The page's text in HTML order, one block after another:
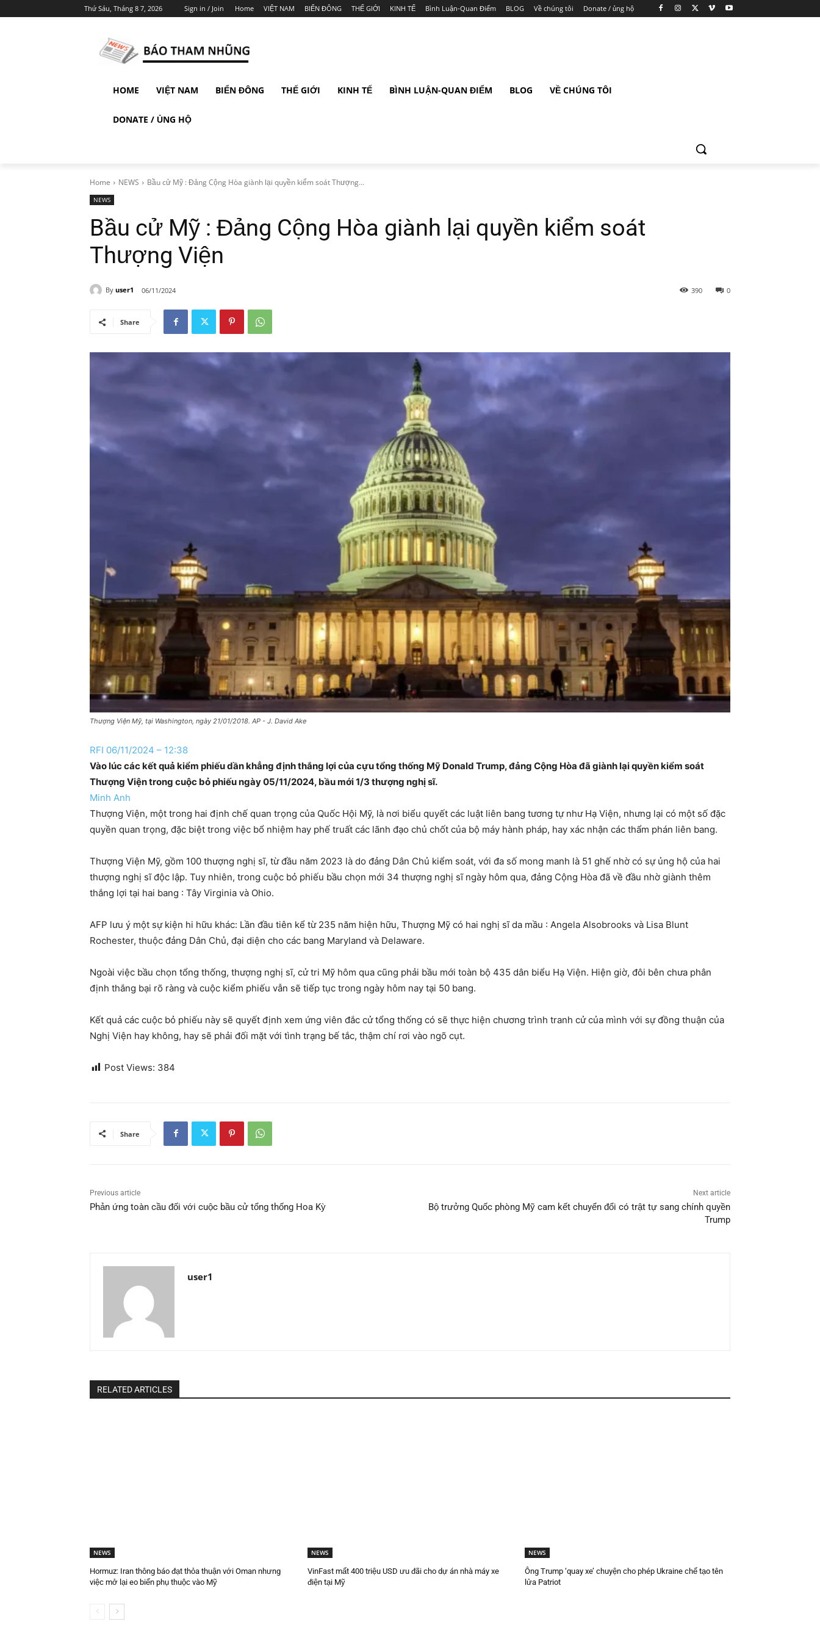
Thứ Sáu, Tháng 8 7, 2026 Sign in / Join Home VIỆT NAM BIỂN ĐÔNG THẾ GIỚI KINH TẾ Bình Luận-Quan Điểm BLOG Về chúng tôi Donate / ủng hộ
HOME VIỆT NAM BIỂN ĐÔNG THẾ GIỚI KINH TẾ BÌNH LUẬN-QUAN ĐIỂM BLOG VỀ CHÚNG TÔI
DONATE / ỦNG HỘ
Home NEWS Bầu cử Mỹ : Đảng Cộng Hòa giành lại quyền kiểm soát Thượng...
NEWS
Bầu cử Mỹ : Đảng Cộng Hòa giành lại quyền kiểm soát
Thượng Viện
By user1 06/11/2024 0
390
Share
Thượng Viện Mỹ, tại Washington, ngày 21/01/2018. AP - J. David Ake
RFI 06/11/2024 – 12:38
Vào lúc các kết quả kiểm phiếu dần khẳng định thắng lợi của cựu tổng thống Mỹ Donald Trump, đảng Cộng Hòa đã giành lại quyền kiểm soát
Thượng Viện trong cuộc bỏ phiếu ngày 05/11/2024, bầu mới 1/3 thượng nghị sĩ.
Minh Anh
Thượng Viện, một trong hai định chế quan trọng của Quốc Hội Mỹ, là nơi biểu quyết các luật liên bang tương tự như Hạ Viện, nhưng lại có một số đặc
quyền quan trọng, đặc biệt trong việc bổ nhiệm hay phế truất các lãnh đạo chủ chốt của bộ máy hành pháp, hay xác nhận các thẩm phán liên bang.
Thượng Viện Mỹ, gồm 100 thượng nghị sĩ, từ đầu năm 2023 là do đảng Dân Chủ kiểm soát, với đa số mong manh là 51 ghế nhờ có sự ủng hộ của hai
thượng nghị sĩ độc lập. Tuy nhiên, trong cuộc bỏ phiếu bầu chọn mới 34 thượng nghị sĩ ngày hôm qua, đảng Cộng Hòa đã về đầu nhờ giành thêm
thắng lợi tại hai bang : Tây Virginia và Ohio.
AFP lưu ý một sự kiện hi hữu khác: Lần đầu tiên kể từ 235 năm hiện hữu, Thượng Mỹ có hai nghị sĩ da mầu : Angela Alsobrooks và Lisa Blunt
Rochester, thuộc đảng Dân Chủ, đại diện cho các bang Maryland và Delaware.
Ngoài việc bầu chọn tổng thống, thượng nghị sĩ, cử tri Mỹ hôm qua cũng phải bầu mới toàn bộ 435 dân biểu Hạ Viện. Hiện giờ, đôi bên chưa phân
định thắng bại rõ ràng và cuộc kiểm phiếu vẫn sẽ tiếp tục trong ngày hôm nay tại 50 bang.
Kết quả các cuộc bỏ phiếu này sẽ quyết định xem ứng viên đắc cử tổng thống có sẽ thực hiện chương trình tranh cử của mình với sự đồng thuận của
Nghị Viện hay không, hay sẽ phải đối mặt với tình trạng bế tắc, thậm chí rơi vào ngõ cụt.
Post Views: 384
Share
Previous article
Phản ứng toàn cầu đối với cuộc bầu cử tổng thống Hoa Kỳ
Next article
Bộ trưởng Quốc phòng Mỹ cam kết chuyển đổi có trật tự sang chính quyền
Trump
user1
RELATED ARTICLES
NEWS
Hormuz: Iran thông báo đạt thỏa thuận với Oman nhưng
việc mở lại eo biển phụ thuộc vào Mỹ
NEWS
VinFast mất 400 triệu USD ưu đãi cho dự án nhà máy xe
điện tại Mỹ
NEWS
Ông Trump ‘quay xe’ chuyện cho phép Ukraine chế tạo tên
lửa Patriot